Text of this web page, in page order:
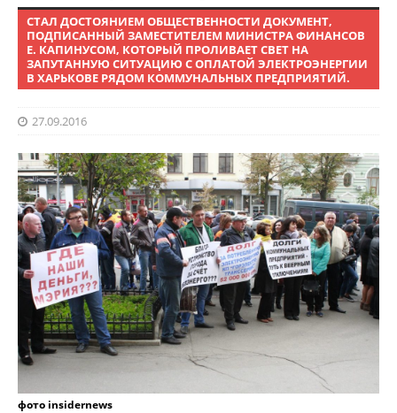
СТАЛ ДОСТОЯНИЕМ ОБЩЕСТВЕННОСТИ ДОКУМЕНТ,
ПОДПИСАННЫЙ ЗАМЕСТИТЕЛЕМ МИНИСТРА ФИНАНСОВ
Е. КАПИНУСОМ, КОТОРЫЙ ПРОЛИВАЕТ СВЕТ НА
ЗАПУТАННУЮ СИТУАЦИЮ С ОПЛАТОЙ ЭЛЕКТРОЭНЕРГИИ
В ХАРЬКОВЕ РЯДОМ КОММУНАЛЬНЫХ ПРЕДПРИЯТИЙ.
27.09.2016
фото insidernews